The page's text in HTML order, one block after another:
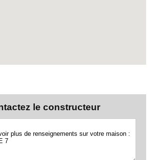
le constructeur